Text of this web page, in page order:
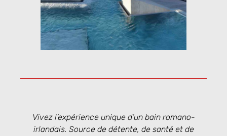
Vivez l’expérience unique d’un bain romano-
irlandais. Source de détente, de santé et de